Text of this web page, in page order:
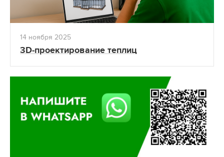
14 ноября 2025
3D-проектирование теплиц